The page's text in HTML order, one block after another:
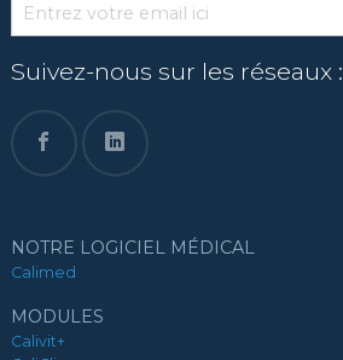
Suivez-nous sur les réseaux :
NOTRE LOGICIEL MÉDICAL
Calimed
MODULES
Calivit+